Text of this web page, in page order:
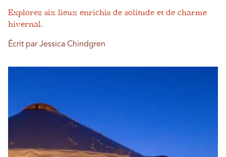
Explorez six lieux enrichis de solitude et de charme
hivernal.
Écrit par Jessica Chindgren